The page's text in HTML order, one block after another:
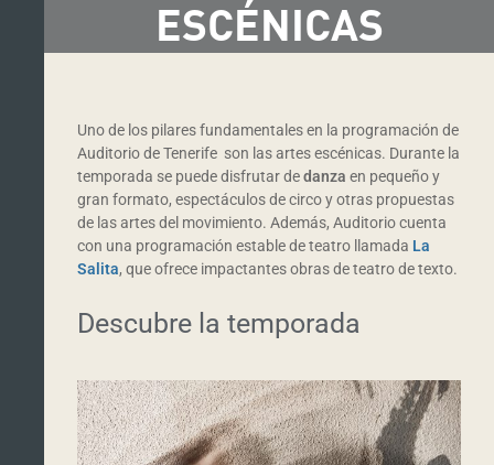
ESCÉNICAS
Uno de los pilares fundamentales en la programación de
Auditorio de Tenerife son las artes escénicas. Durante la
temporada se puede disfrutar dedanza en pequeño y
gran formato, espectáculos de circo y otras propuestas
de las artes del movimiento. Además, Auditorio cuenta
con una programación estable de teatro llamada La
Salita, que ofrece impactantes obras de teatro de texto.
Descubre la temporada